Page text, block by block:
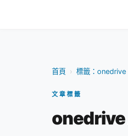
首頁 › 標籤：onedrive
文章標籤
onedrive